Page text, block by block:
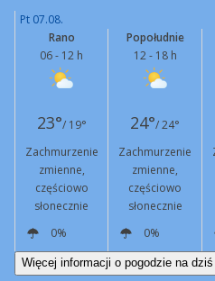
Pt 07.08.
Rano
06 - 12 h
Popołudnie
12 - 18 h
23°/ 19° 24°/ 24°
Zachmurzenie
zmienne,
częściowo
słonecznie
Zachmurzenie
zmienne,
częściowo
słonecznie
0% 0%
N
9 km/h NW
11 km/h
Więcej informacji o pogodzie na dziś